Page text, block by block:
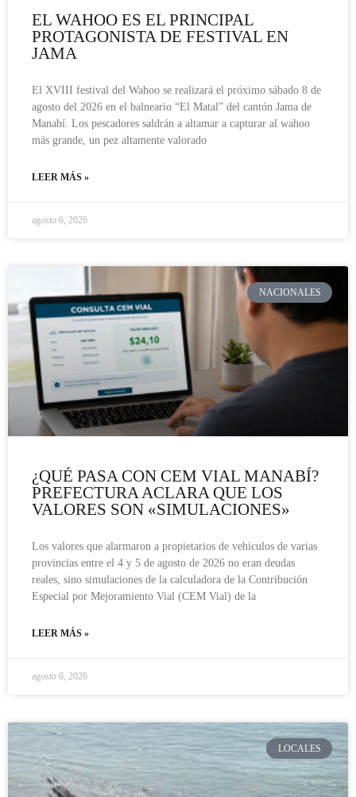
EL WAHOO ES EL PRINCIPAL
PROTAGONISTA DE FESTIVAL EN
JAMA
El XVIII festival del Wahoo se realizará el próximo sábado 8 de
agosto del 2026 en el balneario “El Matal” del cantón Jama de
Manabí. Los pescadores saldrán a altamar a capturar al wahoo
más grande, un pez altamente valorado
LEER MÁS »
agosto 6, 2026
NACIONALES
¿QUÉ PASA CON CEM VIAL MANABÍ?
PREFECTURA ACLARA QUE LOS
VALORES SON «SIMULACIONES»
Los valores que alarmaron a propietarios de vehículos de varias
provincias entre el 4 y 5 de agosto de 2026 no eran deudas
reales, sino simulaciones de la calculadora de la Contribución
Especial por Mejoramiento Vial (CEM Vial) de la
LEER MÁS »
agosto 6, 2026
LOCALES